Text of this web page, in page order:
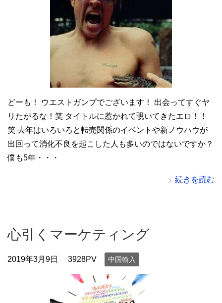
どーも！ ウエストガンプでございます！ 出会ってすぐヤ
リたがるな！笑 タイトルに惹かれて覗いてきたエロ！！
笑 去年はいろいろと転売関係のイベントや新ノウハウが
出回って消化不良を起こした人も多いのではないですか？
僕も5年・・・
続きを読む
心引くマーケティング
2019年3月9日 3928PV 中国輸入